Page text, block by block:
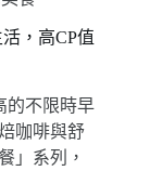
，高CP值
的不限時早
咖啡與舒
」系列，